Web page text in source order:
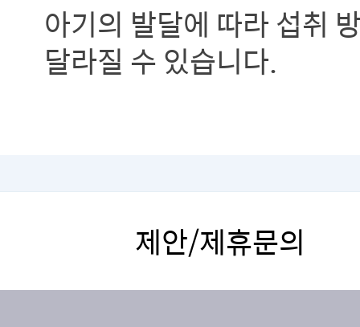
아기의 발달에 따라 섭취
달라질 수 있습니다.
제안/제휴문의